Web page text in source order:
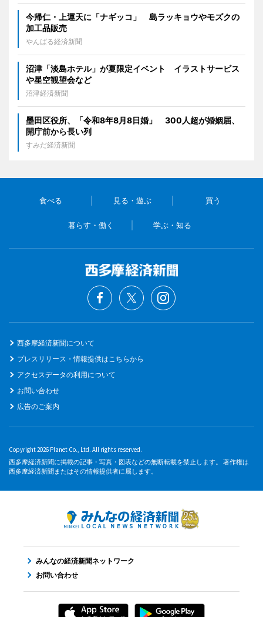
今帰仁・上運天に「ナギッコ」 島ラッキョウやモズクの
加工品販売
やんばる経済新聞
沼津「淡島ホテル」が夏限定イベント イラストサービス
や星空観望会など
沼津経済新聞
墨田区役所、「令和8年8月8日婚」 300人超が婚姻届、
開庁前から長い列
すみだ経済新聞
食べる 見る・遊ぶ 買う
暮らす・働く 学ぶ・知る
西多摩経済新聞について
プレスリリース・情報提供はこちらから
アクセスデータの利用について
お問い合わせ
広告のご案内
Copyright 2026 Planet Co., Ltd. All rights reserved.
西多摩経済新聞に掲載の記事・写真・図表などの無断転載を禁止します。 著作権は
西多摩経済新聞またはその情報提供者に属します。
みんなの経済新聞ネットワーク
お問い合わせ